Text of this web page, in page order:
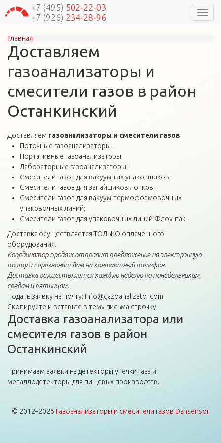
+7 (495) 502-22-03
+7 (926) 234-28-96
Вы здесь
Главная
Доставляем
газоанализаторы и
смесители газов в район
Останкинский
Доставляем газоанализаторы и смесители газов:
Поточные газоанализаторы;
Портативные газоанализаторы;
Лабораторные газоанализаторы;
Смесители газов для вакуумных упаковщиков;
Смесители газов для запайщиков лотков;
Смесители газов для вакуум-термоформовочных
упаковочных линий;
Смесители газов для упаковочных линий Флоу-пак.
Доставка осуществляется ТОЛЬКО оплаченного
оборудования.
Координатор продаж отправит предложение на электронную
почту и перезвонит Вам на контактный телефон.
Доставка осуществляется каждую неделю по понедельникам,
средам и пятницам.
Подать заявку на почту: info@gazoanalizator.com
Скопируйте и вставьте в тему письма строчку:
Доставка газоанализатора или
смесителя газов в район
Останкинский
Принимаем заявки на детекторы утечки газа и
металлодетекторы для пищевых производств.
© 2012–2026 Газоанализаторы и смесители газов Dansensor